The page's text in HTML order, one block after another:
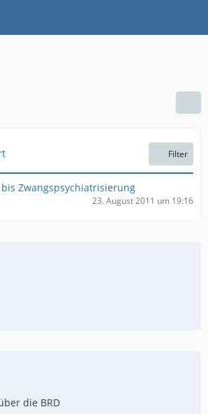
Filter
Zwangspsychiatrisierung
23. August 2011 um 19:16
die BRD